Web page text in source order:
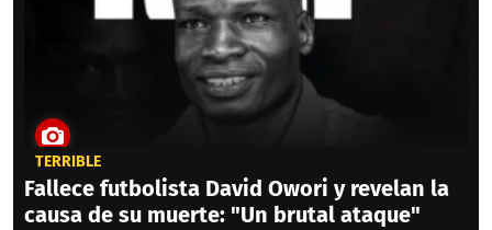
TERRIBLE
Fallece futbolista David Owori y revelan la
causa de su muerte: "Un brutal ataque"